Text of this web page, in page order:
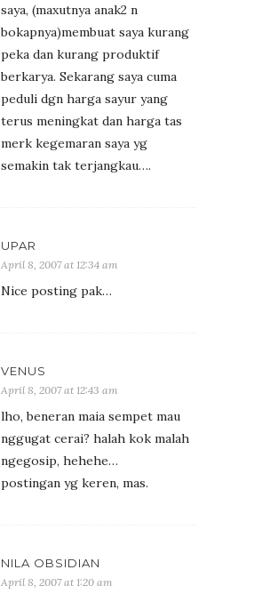
saya, (maxutnya anak2 n
bokapnya)membuat saya kurang
peka dan kurang produktif
berkarya. Sekarang saya cuma
peduli dgn harga sayur yang
terus meningkat dan harga tas
merk kegemaran saya yg
semakin tak terjangkau….
UPAR
April 8, 2007 at 12:34 am
Nice posting pak…
VENUS
April 8, 2007 at 12:43 am
lho, beneran maia sempet mau
nggugat cerai? halah kok malah
ngegosip, hehehe…
postingan yg keren, mas.
NILA OBSIDIAN
April 8, 2007 at 1:20 am